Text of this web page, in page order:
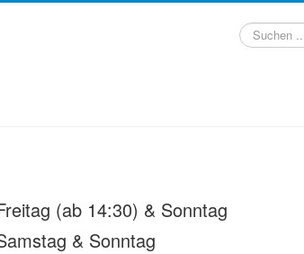
Suchen
...
(ab 14:30) & Sonntag
& Sonntag